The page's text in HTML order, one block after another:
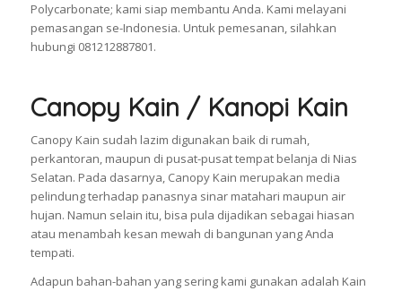
Polycarbonate; kami siap membantu Anda. Kami melayani
pemasangan se-Indonesia. Untuk pemesanan, silahkan
hubungi 081212887801.
Canopy Kain / Kanopi Kain
Canopy Kain sudah lazim digunakan baik di rumah,
perkantoran, maupun di pusat-pusat tempat belanja di Nias
Selatan. Pada dasarnya, Canopy Kain merupakan media
pelindung terhadap panasnya sinar matahari maupun air
hujan. Namun selain itu, bisa pula dijadikan sebagai hiasan
atau menambah kesan mewah di bangunan yang Anda
tempati.
Adapun bahan-bahan yang sering kami gunakan adalah Kain